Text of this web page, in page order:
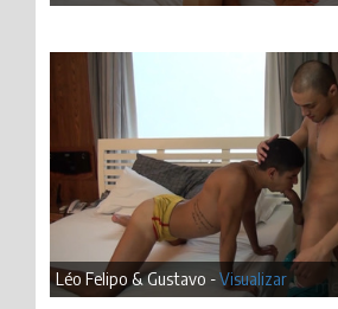
Léo Felipo & Gustavo -Visualizar